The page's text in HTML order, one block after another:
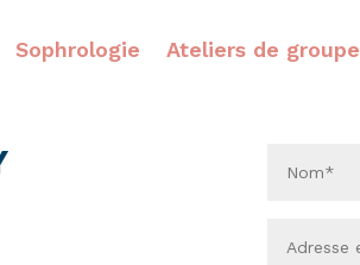
Sophrologie Ateliers de groupe